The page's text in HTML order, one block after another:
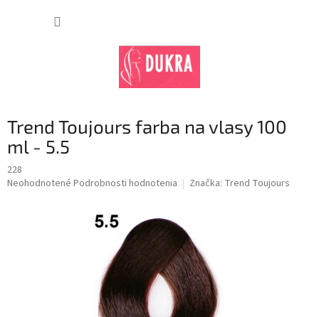
Trend Toujours farba na vlasy 100
ml - 5.5
228
Priemerné
Neohodnotené Podrobnosti hodnotenia Značka: Trend Toujours